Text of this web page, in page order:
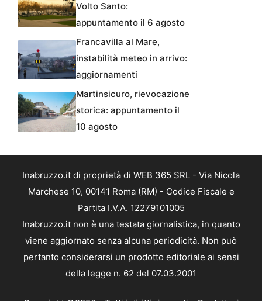
Volto Santo:
appuntamento il 6 agosto
Francavilla al Mare,
instabilità meteo in arrivo:
aggiornamenti
Martinsicuro, rievocazione
storica: appuntamento il
10 agosto
Inabruzzo.it di proprietà di WEB 365 SRL - Via Nicola
Marchese 10, 00141 Roma (RM) - Codice Fiscale e
Partita I.V.A. 12279101005
Inabruzzo.it non è una testata giornalistica, in quanto
viene aggiornato senza alcuna periodicità. Non può
pertanto considerarsi un prodotto editoriale ai sensi
della legge n. 62 del 07.03.2001